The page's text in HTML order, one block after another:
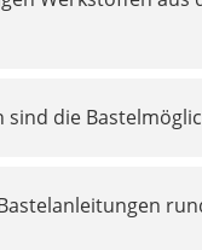
sind die